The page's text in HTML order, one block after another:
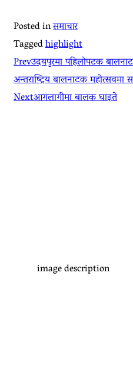
Posted inसमाचार
Taggedhighlight
Prevउदयपुरमा पहिलोपटक
अन्तराष्ट्रिय बालनाटक महोत्सवमा
Nextआगलागीमा बालक घाइते
image description